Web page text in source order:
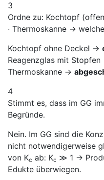
3
Ordne zu: Kochtopf
· Thermoskanne →
Kochtopf ohne Deckel →
Reagenzglas mit
Thermoskanne →
4
Stimmt es, dass im GG
Begründe.
Nein. Im GG sind die
nicht notwendigerweise
von Kc ab: Kc ≫ 1 →
Edukte überwiegen.